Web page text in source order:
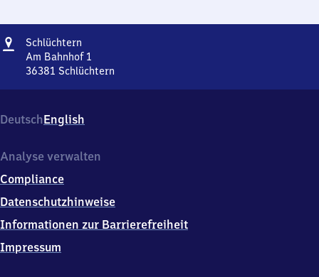
Adresse
Schlüchtern
Am Bahnhof 1
36381 Schlüchtern
Bahnhof
1,
6
8
1
DeutschEnglish
Analyse verwalten
Compliance
Datenschutzhinweise
Informationen zur Barrierefreiheit
Impressum